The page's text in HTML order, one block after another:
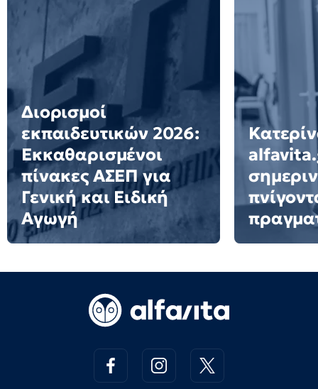
Διορισμοί
εκπαιδευτικών 2026:
Εκκαθαρισμένοι
πίνακες ΑΣΕΠ για
Γενική και Ειδική
Αγωγή